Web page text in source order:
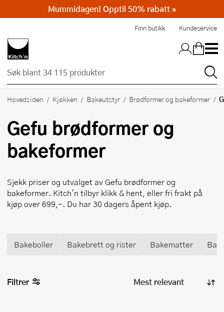
Finn butikk Kundeservice
Hovedsiden Kjøkken Bakeutstyr Brødformer og bakeformer
Gefu brødformer og
bakeformer
Sjekk priser og utvalget avGefu brødformer og
bakeformer. Kitch'n tilbyr klikk & hent, eller fri frakt på
kjøp over 699,-. Du har 30 dagers åpent kjøp.
Bakeboller Bakebrett og rister Bakematter
Filtrer
Mummidagen! Opptil 50% rabatt »